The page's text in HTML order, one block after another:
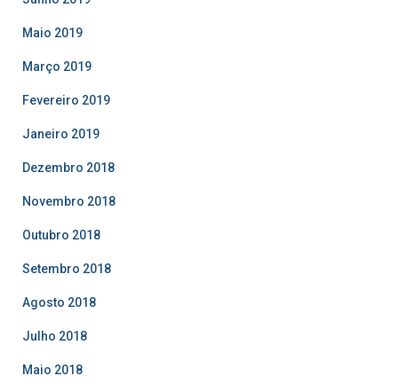
Maio 2019
Março 2019
Fevereiro 2019
Janeiro 2019
Dezembro 2018
Novembro 2018
Outubro 2018
Setembro 2018
Agosto 2018
Julho 2018
Maio 2018